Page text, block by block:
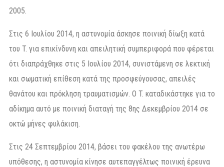
2005.
Στις 6 Ιουλίου 2014, η αστυνομία άσκησε ποινική δίωξη κατά
του T. για επικίνδυνη και απειλητική συμπεριφορά που φέρεται
ότι διαπράχθηκε στις 5 Ιουλίου 2014, συνιστάμενη σε λεκτική
και σωματική επίθεση κατά της προσφεύγουσας, απειλές
θανάτου και πρόκληση τραυματισμών. Ο T. καταδικάστηκε για το
αδίκημα αυτό με ποινική διαταγή της 8ης Δεκεμβρίου 2014 σε
οκτώ μήνες φυλάκιση.
Στις 24 Σεπτεμβρίου 2014, βάσει του φακέλου της ανωτέρω
υπόθεσης, η αστυνομία κίνησε αυτεπαγγέλτως ποινική έρευνα